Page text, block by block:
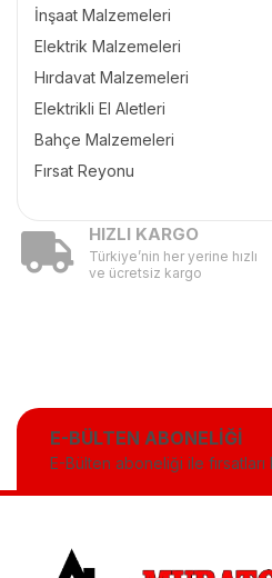
İnşaat Malzemeleri
Elektrik Malzemeleri
Hırdavat Malzemeleri
Elektrikli El Aletleri
Bahçe Malzemeleri
Fırsat Reyonu
HIZLI KARGO
Türkiye’nin her yerine hızlı
ve ücretsiz kargo
E-BÜLTEN ABONELİĞİ
E-Bülten aboneliği ile fırsatları